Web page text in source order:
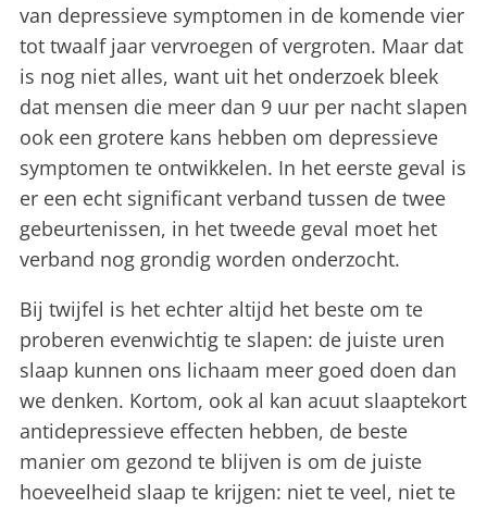
van depressieve symptomen in de komende vier
tot twaalf jaar vervroegen of vergroten. Maar dat
is nog niet alles, want uit het onderzoek bleek
dat mensen die meer dan 9 uur per nacht slapen
ook een grotere kans hebben om depressieve
symptomen te ontwikkelen. In het eerste geval is
er een echt significant verband tussen de twee
gebeurtenissen, in het tweede geval moet het
verband nog grondig worden onderzocht.
Bij twijfel is het echter altijd het beste om te
proberen evenwichtig te slapen: de juiste uren
slaap kunnen ons lichaam meer goed doen dan
we denken. Kortom, ook al kan acuut slaaptekort
antidepressieve effecten hebben, de beste
manier om gezond te blijven is om de juiste
hoeveelheid slaap te krijgen: niet te veel, niet te